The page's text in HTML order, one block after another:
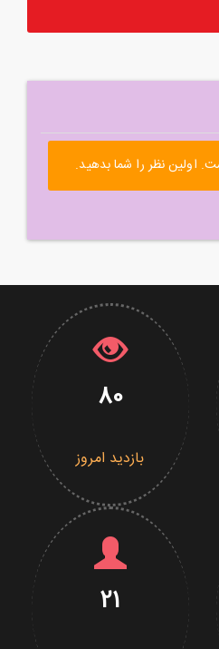
نظر را شما بدهید.
80
بازدید امروز
21